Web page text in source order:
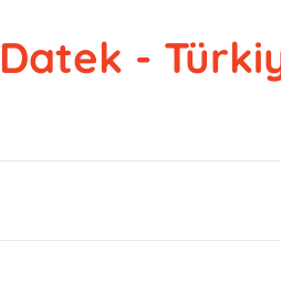
Datek -